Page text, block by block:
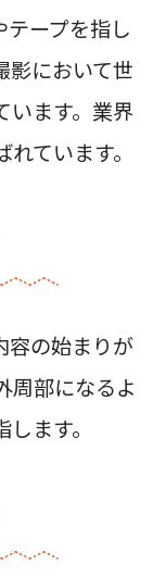
テープを指し
影において世
います。業界
ています。
容の始まりが
周部になるよ
ます。